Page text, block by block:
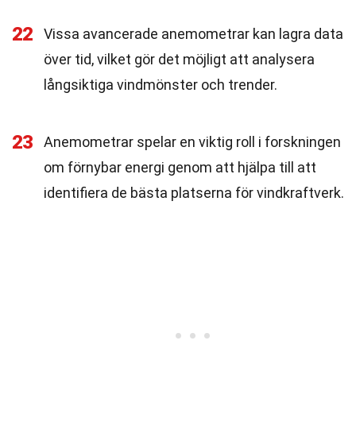
22
Vissa avancerade anemometrar kan lagra data
över tid, vilket gör det möjligt att analysera
långsiktiga vindmönster och trender.
23
Anemometrar spelar en viktig roll i forskningen
om förnybar energi genom att hjälpa till att
identifiera de bästa platserna för vindkraftverk.